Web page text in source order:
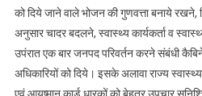
को दिये जाने वाले भोजन की गुणवत्ता बनाये
अनुसार चादर बदलने, स्वास्थ्य कार्यकर्ता व
उपंरात एक बार जनपद परिवर्तन करने संबंधी
अधिकारियों को दिये। इसके अलावा राज्य
एवं आयुष्मान कार्ड धारकों को बेहतर उपचार